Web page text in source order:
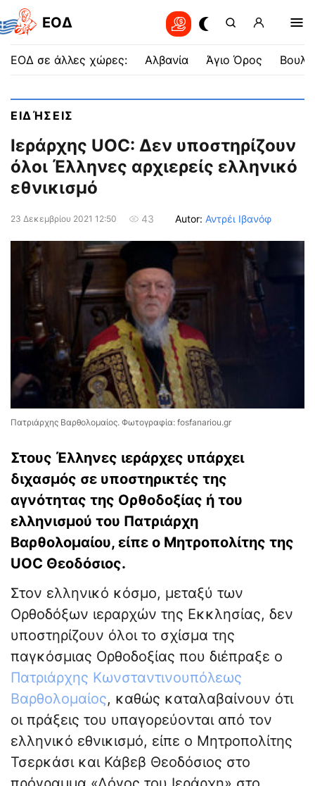
EOΔ
ΕΟΔ σε άλλες χώρες: Αλβανία Άγιο Όρος
ΕΙΔΉΣΕΙΣ
Ιεράρχης UOC: Δεν υποστηρίζουν
όλοι Έλληνες αρχιερείς ελληνικό
εθνικισμό
23 Δεκεμβρίου 2021 12:50 43 Autor: Αντρέι Ιβανόφ
Πατριάρχης Βαρθολομαίος. Φωτογραφία: fosfanariou.gr
Στους Έλληνες ιεράρχες υπάρχει
διχασμός σε υποστηρικτές της
αγνότητας της Ορθοδοξίας ή του
ελληνισμού του Πατριάρχη
Βαρθολομαίου, είπε ο Μητροπολίτης της
UOC Θεοδόσιος.
Στον ελληνικό κόσμο, μεταξύ των
Ορθοδόξων ιεραρχών της Εκκλησίας, δεν
υποστηρίζουν όλοι το σχίσμα της
παγκόσμιας Ορθοδοξίας που διέπραξε ο
Πατριάρχης Κωνσταντινουπόλεως
Βαρθολομαίος, καθώς καταλαβαίνουν ότι
οι πράξεις του υπαγορεύονται από τον
ελληνικό εθνικισμό, είπε ο Μητροπολίτης
Τσερκάσι και Κάβεβ Θεοδόσιος στο